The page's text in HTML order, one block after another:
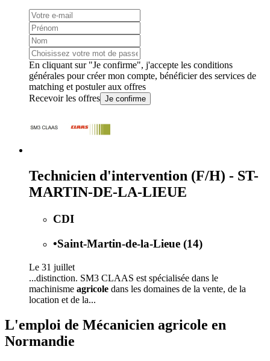
En cliquant sur "Je confirme", j'accepte les conditions
générales pour créer mon compte, bénéficier des services de
matching et postuler aux offres
Recevoir les offres Je confirme
Technicien d'intervention (F/H) - ST-
MARTIN-DE-LA-LIEUE
CDI
•Saint-Martin-de-la-Lieue (14)
Le 31 juillet
...distinction. SM3 CLAAS est spécialisée dans le
machinisme agricole dans les domaines de la vente, de la
location et de la...
L'emploi de Mécanicien agricole en
Normandie